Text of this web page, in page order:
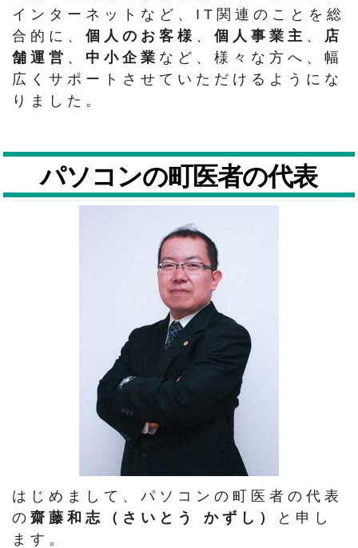
インターネットなど、IT関連のことを総
合的に、 個人のお客様 、 個人事業主 、 店
舗運営 、 中小企業 など、様々な方へ、幅
広くサポートさせていただけるようにな
りました。
パソコンの町医者の代表
はじめまして、パソコンの町医者の代表
の 齋藤和志（さいとう かずし）
と申し
ます。